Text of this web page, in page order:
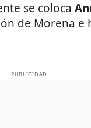
se coloca
de Morena e
PUBLICIDAD